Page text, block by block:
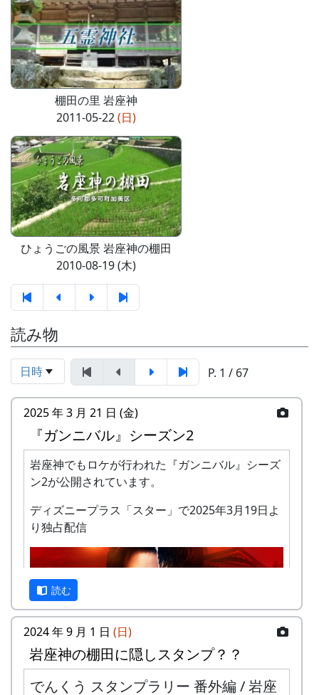
棚田の里 岩座神
2011-05-22(日)
ひょうごの風景 岩座神の棚田
2010-08-19 (木)
読み物
日時 P. 1 / 67
2025 年 3 月 21 日 (金)
『ガンニバル』シーズン2
岩座神でもロケが行われた『ガンニバル』シーズ
ン2が公開されています。
ディズニープラス「スター」で2025年3月19日よ
り独占配信
読む
2024 年 9 月 1 日 (日)
岩座神の棚田に隠しスタンプ？？
でんくう スタンプラリー 番外編 / 岩座